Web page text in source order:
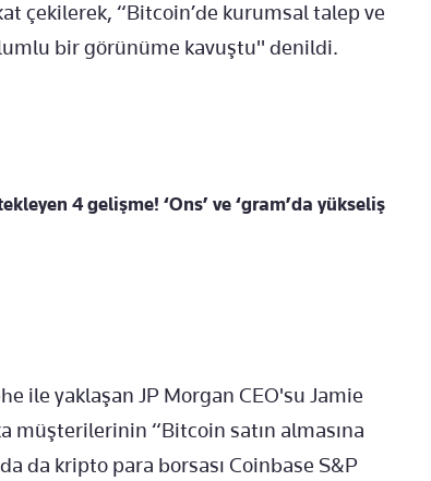
çekilerek, “Bitcoin’de kurumsal talep ve
bir görünüme kavuştu" denildi.
4 gelişme! ‘Ons’ ve ‘gram’da yükseliş
ile yaklaşan JP Morgan CEO'su Jamie
müşterilerinin “Bitcoin satın almasına
da kripto para borsası Coinbase S&P